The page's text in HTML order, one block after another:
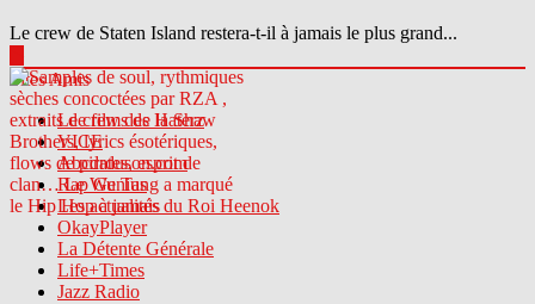
Le crew de Staten Island restera-t-il à jamais le plus grand...
Sites Amis
Le crew des Haterz
VICE
Abcdrduson.com
Rap Genius
Les actualités du Roi Heenok
OkayPlayer
La Détente Générale
Life+Times
Jazz Radio